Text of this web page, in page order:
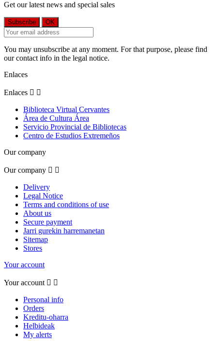
Get our latest news and special sales
You may unsubscribe at any moment. For that purpose, please find
our contact info in the legal notice.
Enlaces
Enlaces  
Biblioteca Virtual Cervantes
Área de Cultura Área
Servicio Provincial de Bibliotecas
Centro de Estudios Extremeños
Our company
Our company  
Delivery
Legal Notice
Terms and conditions of use
About us
Secure payment
Jarri gurekin harremanetan
Sitemap
Stores
Your account
Your account  
Personal info
Orders
Kreditu-oharra
Helbideak
My alerts